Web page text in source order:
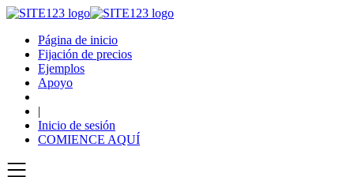
Página de inicio
Fijación de precios
Ejemplos
Apoyo
|
Inicio de sesión
COMIENCE AQUÍ